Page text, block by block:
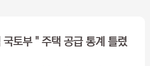
토부 " 주택 공급 통계 틀렸